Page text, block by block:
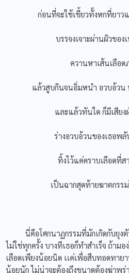
ก่อนที่จะใช้เขี้ยวทั้งหกที่ยาว
บรรจงเจาะผ่านผิวของ
ควานหาเส้นเลือด
แล้วสูบกินจนอิ่มหนำ อวบอ้วน
และแล้วทันใด ก็มีเสียง
ร่างอวบอ้วนของเธอพ
ทิ้งไว้แค่คราบเลือดที่ส
เป็นฉากสุดท้ายฆาตกรร
นี่คือโศกนาฏกรรมที่มักเกิดกับยุงตั
ไม่ใช่ทุกครั้ง บางทีเธอก็ทำสำเร็จ ถ้าม
เลือดเพียงน้อยนิด เเค่เพื่อสืบทอดทาย
น้อยนัก ไม่น่าจะต้องถึงขนาดต้องฆ่าพ